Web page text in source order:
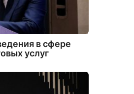
в сфере
услуг